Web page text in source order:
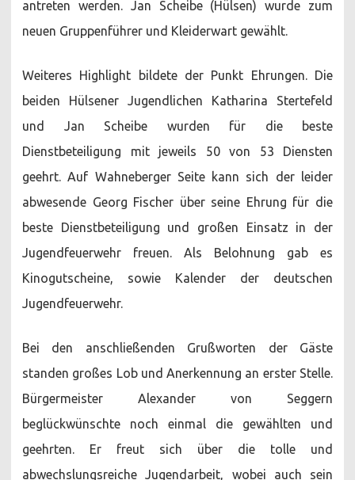
antreten werden. Jan Scheibe (Hülsen) wurde zum
neuen Gruppenführer und Kleiderwart gewählt.
Weiteres Highlight bildete der Punkt Ehrungen. Die
beiden Hülsener Jugendlichen Katharina Stertefeld
und Jan Scheibe wurden für die beste
Dienstbeteiligung mit jeweils 50 von 53 Diensten
geehrt. Auf Wahneberger Seite kann sich der leider
abwesende Georg Fischer über seine Ehrung für die
beste Dienstbeteiligung und großen Einsatz in der
Jugendfeuerwehr freuen. Als Belohnung gab es
Kinogutscheine, sowie Kalender der deutschen
Jugendfeuerwehr.
Bei den anschließenden Grußworten der Gäste
standen großes Lob und Anerkennung an erster Stelle.
Bürgermeister Alexander von Seggern
beglückwünschte noch einmal die gewählten und
geehrten. Er freut sich über die tolle und
abwechslungsreiche Jugendarbeit, wobei auch sein